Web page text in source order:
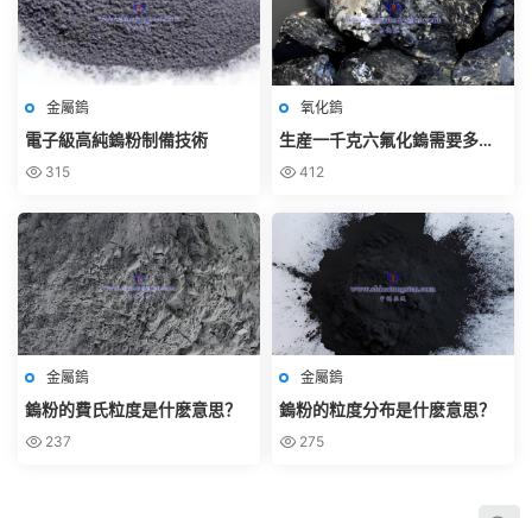
金屬鎢
電子級高純鎢粉制備技術
315
氧化鎢
生産一千克六氟化鎢需要多少
鎢粉？
412
金屬鎢
鎢粉的費氏粒度是什麽意思？
237
金屬鎢
鎢粉的粒度分布是什麽意思？
275